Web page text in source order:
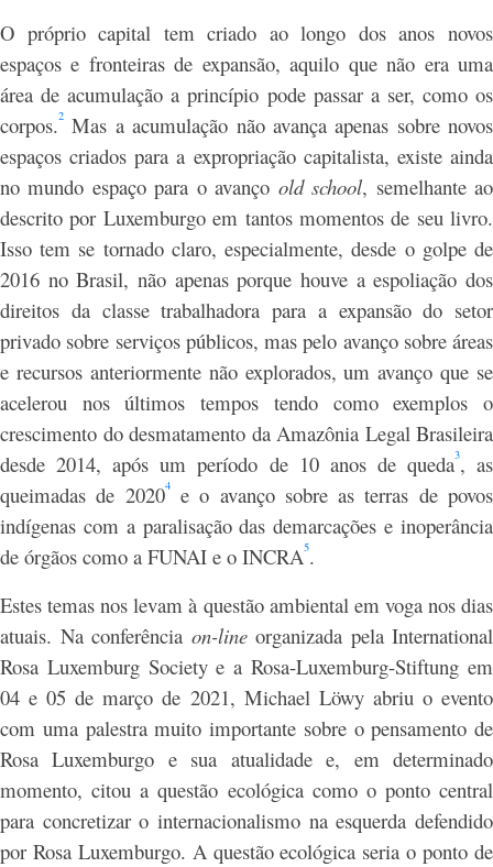
O próprio capital tem criado ao longo dos anos novos
espaços e fronteiras de expansão, aquilo que não era uma
área de acumulação a princípio pode passar a ser, como os
corpos.2 Mas a acumulação não avança apenas sobre novos
espaços criados para a expropriação capitalista, existe ainda
no mundo espaço para o avanço old school, semelhante ao
descrito por Luxemburgo em tantos momentos de seu livro.
Isso tem se tornado claro, especialmente, desde o golpe de
2016 no Brasil, não apenas porque houve a espoliação dos
direitos da classe trabalhadora para a expansão do setor
privado sobre serviços públicos, mas pelo avanço sobre áreas
e recursos anteriormente não explorados, um avanço que se
acelerou nos últimos tempos tendo como exemplos o
crescimento do desmatamento da Amazônia Legal Brasileira
desde 2014, após um período de 10 anos de queda3, as
queimadas de 20204e o avanço sobre as terras de povos
indígenas com a paralisação das demarcações e inoperância
de órgãos como a FUNAI e o INCRA5.
Estes temas nos levam à questão ambiental em voga nos dias
atuais. Na conferência on-line organizada pela International
Rosa Luxemburg Society e a Rosa-Luxemburg-Stiftung em
04 e 05 de março de 2021, Michael Löwy abriu o evento
com uma palestra muito importante sobre o pensamento de
Rosa Luxemburgo e sua atualidade e, em determinado
momento, citou a questão ecológica como o ponto central
para concretizar o internacionalismo na esquerda defendido
por Rosa Luxemburgo. A questão ecológica seria o ponto de